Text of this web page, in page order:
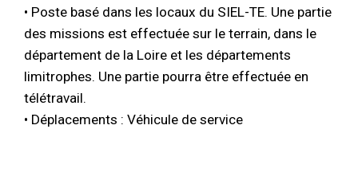
• Poste basé dans les locaux du SIEL-TE. Une partie
des missions est effectuée sur le terrain, dans le
département de la Loire et les départements
limitrophes. Une partie pourra être effectuée en
télétravail.
• Déplacements : Véhicule de service